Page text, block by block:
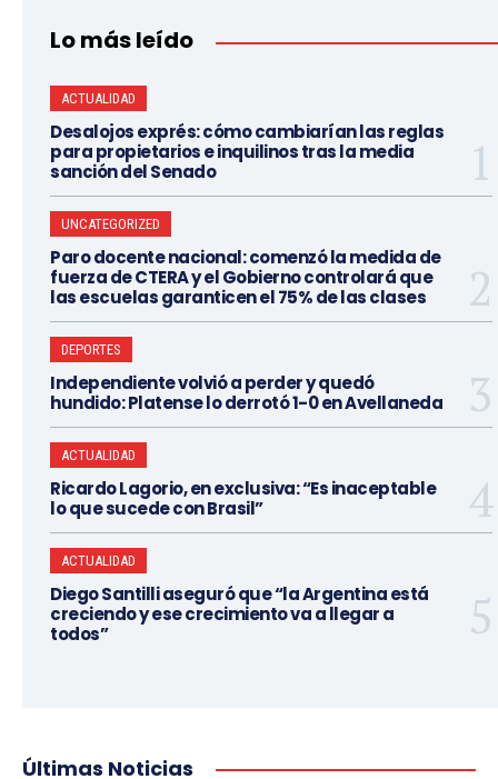
Lo más leído
ACTUALIDAD
Desalojos exprés: cómo cambiarían las reglas
para propietarios e inquilinos tras la media
sanción del Senado
UNCATEGORIZED
Paro docente nacional: comenzó la medida de
fuerza de CTERA y el Gobierno controlará que
las escuelas garanticen el 75% de las clases
DEPORTES
Independiente volvió a perder y quedó
hundido: Platense lo derrotó 1-0 en Avellaneda
ACTUALIDAD
Ricardo Lagorio, en exclusiva: “Es inaceptable
lo que sucede con Brasil”
ACTUALIDAD
Diego Santilli aseguró que “la Argentina está
creciendo y ese crecimiento va a llegar a
todos”
Últimas Noticias